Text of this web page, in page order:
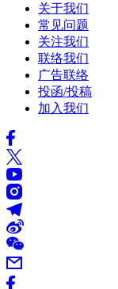
关于我们
常见问题
关注我们
联络我们
广告联络
投函/投稿
加入我们